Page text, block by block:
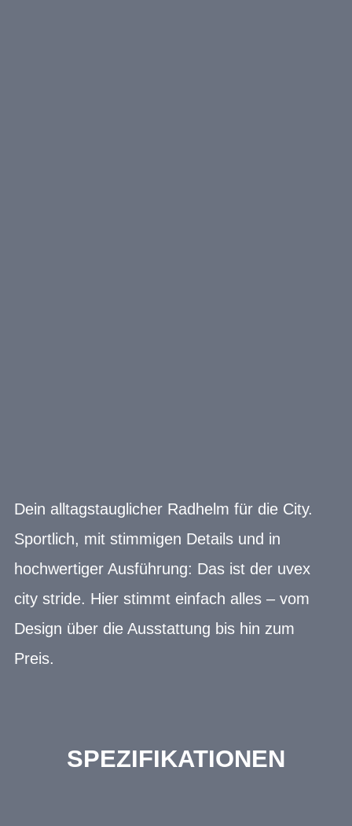
Dein alltagstauglicher Radhelm für die City.
Sportlich, mit stimmigen Details und in
hochwertiger Ausführung: Das ist der uvex
city stride. Hier stimmt einfach alles – vom
Design über die Ausstattung bis hin zum
Preis.
SPEZIFIKATIONEN